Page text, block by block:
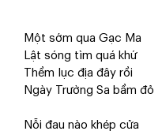
Một sớm qua Gạc Ma
Lật sóng tìm quá khứ
Thềm lục địa đây rồi
Ngày Trường Sa bầm đỏ
Nỗi đau nào khép cửa